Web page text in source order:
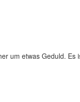
um etwas Geduld.